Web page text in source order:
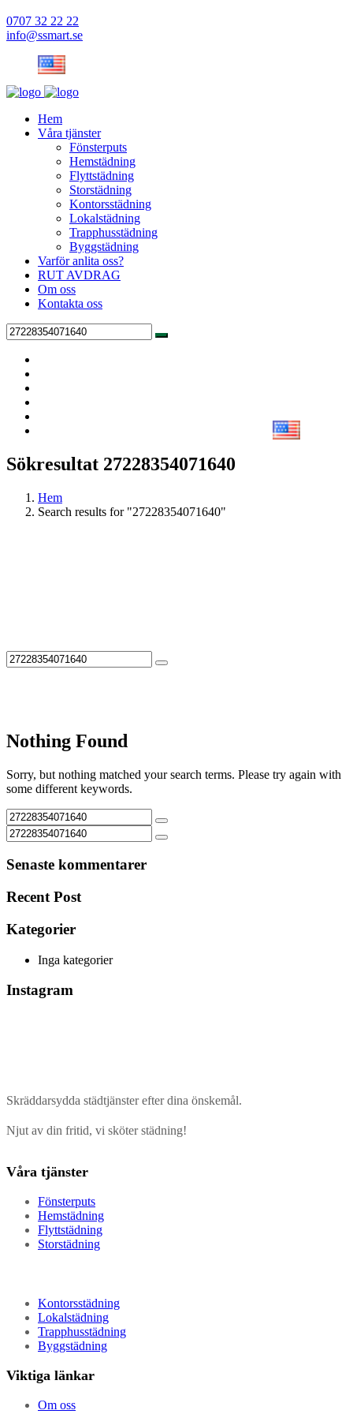
0707 32 22 22
info@ssmart.se
Hem
Våra tjänster
Fönsterputs
Hemstädning
Flyttstädning
Storstädning
Kontorsstädning
Lokalstädning
Trapphusstädning
Byggstädning
Varför anlita oss?
RUT AVDRAG
Om oss
Kontakta oss
Sökresultat 27228354071640
Hem
Search results for "27228354071640"
Nothing Found
Sorry, but nothing matched your search terms. Please try again with
some different keywords.
Senaste kommentarer
Recent Post
Kategorier
Inga kategorier
Instagram
Skräddarsydda städtjänster efter dina önskemål.
Njut av din fritid, vi sköter städning!
Våra tjänster
Fönsterputs
Hemstädning
Flyttstädning
Storstädning
Kontorsstädning
Lokalstädning
Trapphusstädning
Byggstädning
Viktiga länkar
Om oss